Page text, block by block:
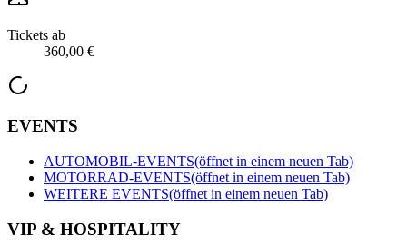
Tickets ab
360,00 €
EVENTS
AUTOMOBIL-EVENTS(öffnet in einem neuen Tab)
MOTORRAD-EVENTS(öffnet in einem neuen Tab)
WEITERE EVENTS(öffnet in einem neuen Tab)
VIP & HOSPITALITY